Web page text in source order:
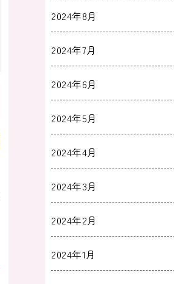
2024年8月
2024年7月
2024年6月
2024年5月
2024年4月
2024年3月
2024年2月
2024年1月